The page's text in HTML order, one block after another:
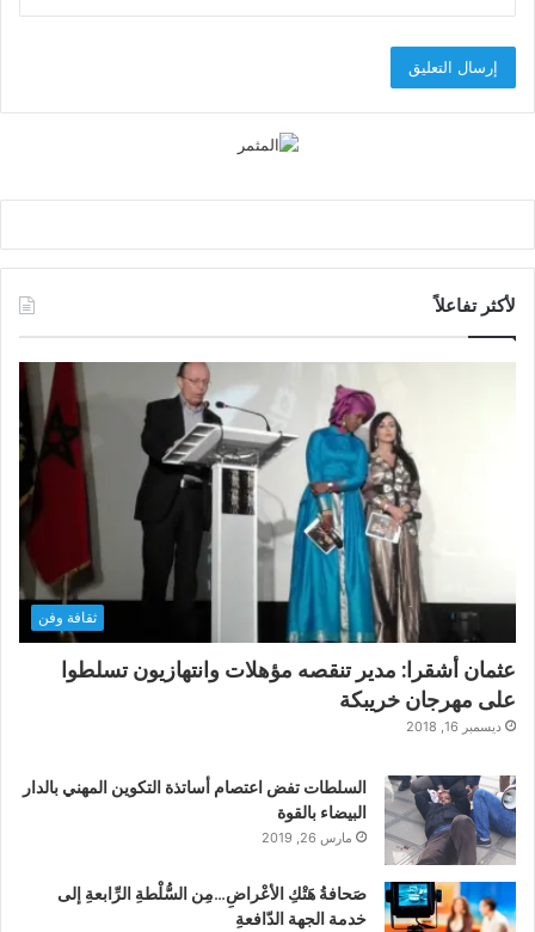
لأكثر تفاعلاً
ثقافة وفن
عثمان أشقرا: مدير تنقصه مؤهلات وانتهازيون تسلطوا
على مهرجان خريبكة
ديسمبر 16, 2018
السلطات تفض اعتصام أساتذة التكوين المهني بالدار
البيضاء بالقوة
مارس 26, 2019
صَحافةُ هَتْكِ الأعْراضِ…مِن السُّلْطةِ الرِّابعةِ إلى
خدمة الجهة الدّافعةِ